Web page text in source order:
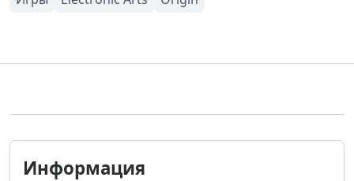
Информация